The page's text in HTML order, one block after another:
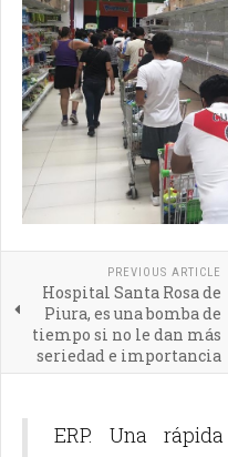
PREVIOUS ARTICLE
Hospital Santa Rosa de
Piura, es una bomba de
tiempo si no le dan más
seriedad e importancia
ERP. Una